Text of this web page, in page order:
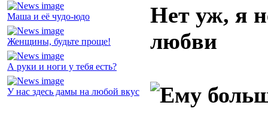
Маша и её чудо-юдо
Женщины, будьте проще!
А руки и ноги у тебя есть?
У нас здесь дамы на любой вкус
Нет уж, я
любви